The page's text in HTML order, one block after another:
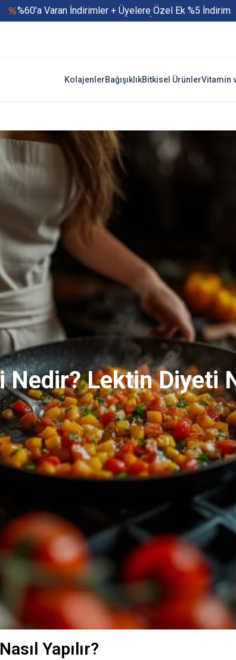
%60'a Varan İndirimler + Üyelere Özel Ek %5 İndirim
Yaz Boyu 500 TL ve Üzeri Ücretsiz Kargo
KolajenlerBağışıklıkBitkisel ÜrünlerVitamin
Lektin Diyeti
Yapılır?